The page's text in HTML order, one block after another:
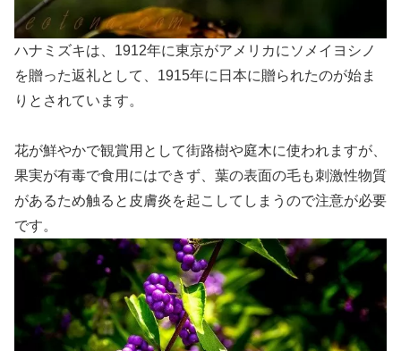
ハナミズキは、1912年に東京がアメリカにソメイヨシノ
を贈った返礼として、1915年に日本に贈られたのが始ま
りとされています。
花が鮮やかで観賞用として街路樹や庭木に使われますが、
果実が有毒で食用にはできず、葉の表面の毛も刺激性物質
があるため触ると皮膚炎を起こしてしまうので注意が必要
です。